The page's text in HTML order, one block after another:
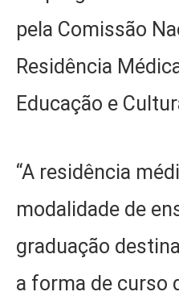
pela Comissão
Residência
Educação e
“A residência
modalidade de
graduação
a forma de curso